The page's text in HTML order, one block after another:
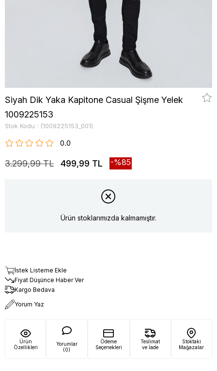
Siyah Dik Yaka Kapitone Casual Şişme Yelek
1009225153
Stok Kodu (1009225153_001)
0.0
3.299,99 TL 499,99 TL 85
Ürün stoklarımızda kalmamıştır.
İstek Listeme Ekle
Fiyat Düşünce Haber Ver
Kargo Bedava
Yorum Yaz
Ürün
Özellikleri
Yorumlar
(0)
Ödeme
Seçenekleri
Teslimat
ve İade
Stoktaki
Mağazalar